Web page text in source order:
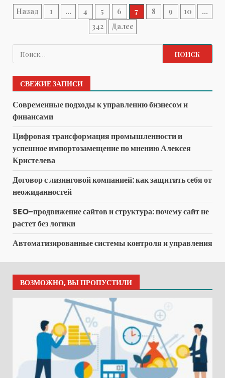
Пагинация
Назад 1 … 4 5 6 7 8 9 10
…
342
Далее
СВЕЖИЕ ЗАПИСИ
Современные подходы к управлению бизнесом и
финансами
Цифровая трансформация промышленности и
успешное импортозамещение по мнению Алексея
Кристелева
Договор с лизинговой компанией: как защитить себя от
неожиданностей
SEO-продвижение сайтов и структура: почему сайт не
растет без логики
Автоматизированные системы контроля и управления
ВОЗМОЖНО, ВЫ ПРОПУСТИЛИ